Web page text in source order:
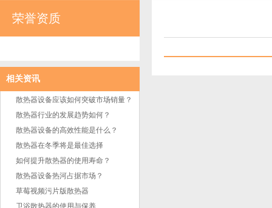
荣誉资质
相关资讯
散热器设备应该如何突破市场销量？
散热器行业的发展趋势如何？
散热器设备的高效性能是什么？
散热器在冬季将是最佳选择
如何提升散热器的使用寿命？
散热器设备热河占据市场？
草莓视频污片版散热器
卫浴散热器的使用与保养